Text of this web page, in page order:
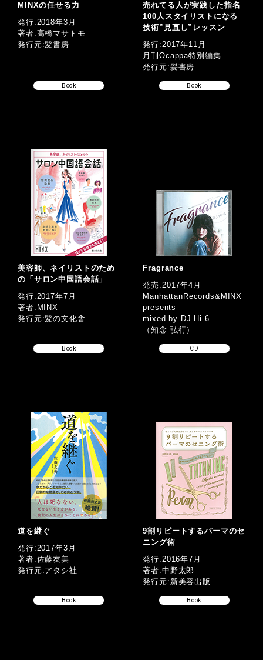
MINXの任せる力
発行:2018年3月
著者:高橋マサトモ
発行元:髪書房
Book
売れてる人が実践した指名
100人スタイリストになる
技術”見直し”レッスン
発行:2017年11月
月刊Ocappa特別編集
発行元:髪書房
Book
美容師、ネイリストのため
の「サロン中国語会話」
発行:2017年7月
著者:MINX
発行元:髪の文化舎
Book
Fragrance
発売:2017年4月
ManhattanRecords&MINX
presents
mixed by DJ Hi-6
（知念 弘行）
CD
道を継ぐ
発行:2017年3月
著者:佐藤友美
発行元:アタシ社
Book
9割リピートするパーマのセ
ニング術
発行:2016年7月
著者:中野太郎
発行元:新美容出版
Book